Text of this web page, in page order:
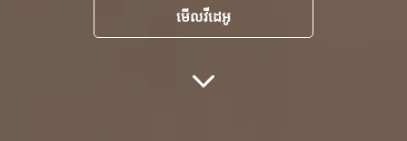
មើលវីដេអូ